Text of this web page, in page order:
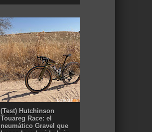
(Test) Hutchinson
Touareg Race: el
neumático Gravel que